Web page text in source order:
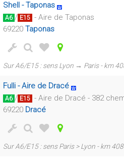
Shell - Taponas
A6 / E15 - Aire de Taponas
69220 Taponas
Sur A6/E15 : sens Lyon → Paris - km
Fulli - Aire de Dracé
A6 / E15 - Aire de Dracé - 382
69220 Dracé
Sur A6/E15 : sens Paris > Lyon - km 408